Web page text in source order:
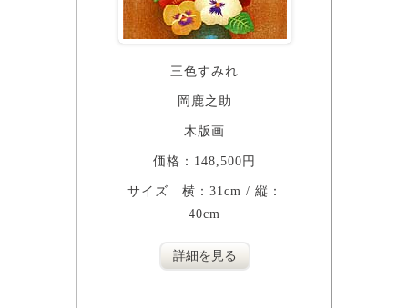
三色すみれ
岡鹿之助
木版画
価格：148,500円
サイズ 横：31cm / 縦：
40cm
詳細を見る